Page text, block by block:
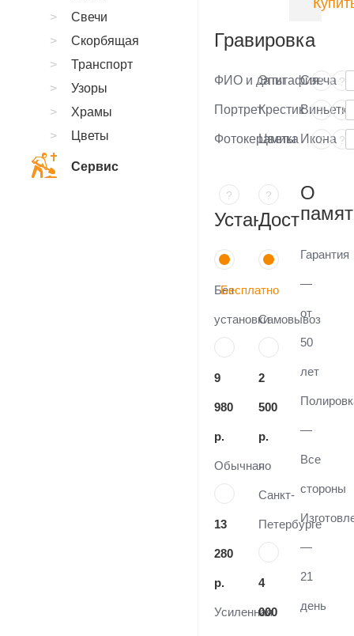
Гравировка
ФИО и даты ?
Портрет ?
Фотокерамика ?
Эпитафия ?
Крестик ?
Цветы ?
Свеча
Виньетка
Икона
?
Установка
Без
установки
9
980
р.
Обычная
13
280
р.
Усиленная
?
Доставка
Бесплатно
Самовывоз
2
500
р.
по
Санкт-
Петербурге
4
000
О
Гарантия
—
от
50
лет
—
Все
стороны
—
21
день
Свечи
Скорбящая
Транспорт
Узоры
Храмы
Цветы
Сервис